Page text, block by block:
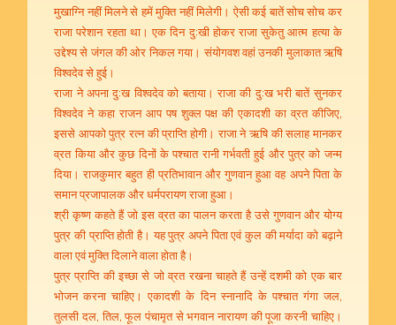
मुखाग्नि नहीं मिलने से हमें मुक्ति नहीं मिलेगी। ऐसी कई बातें सोच सोच कर
राजा परेशान रहता था। एक दिन दु:खी होकर राजा सुकेतु आत्म हत्या के
उद्देश्य से जंगल की ओर निकल गया। संयोगवश वहां उनकी मुलाकात ऋषि
विश्वदेव से हुई।
राजा ने अपना दु:ख विश्वदेव को बताया। राजा की दु:ख भरी बातें सुनकर
विश्वदेव ने कहा राजन आप पष शुक्ल पक्ष की एकादशी का व्रत कीजिए,
इससे आपको पुत्र रत्न की प्राप्ति होगी। राजा ने ऋषि की सलाह मानकर
व्रत किया और कुछ दिनों के पश्चात रानी गर्भवती हुई और पुत्र को जन्म
दिया। राजकुमार बहुत ही प्रतिभावान और गुणवान हुआ वह अपने पिता के
समान प्रजापालक और धर्मपरायण राजा हुआ।
श्री कृष्ण कहते हैं जो इस व्रत का पालन करता है उसे गुणवान और योग्य
पुत्र की प्राप्ति होती है। यह पुत्र अपने पिता एवं कुल की मर्यादा को बढ़ाने
वाला एवं मुक्ति दिलाने वाला होता है।
पुत्र प्राप्ति की इच्छा से जो व्रत रखना चाहते हैं उन्हें दशमी को एक बार
भोजन करना चाहिए। एकादशी के दिन स्नानादि के पश्चात गंगा जल,
तुलसी दल, तिल, फूल पंचामृत से भगवान नारायण की पूजा करनी चाहिए।